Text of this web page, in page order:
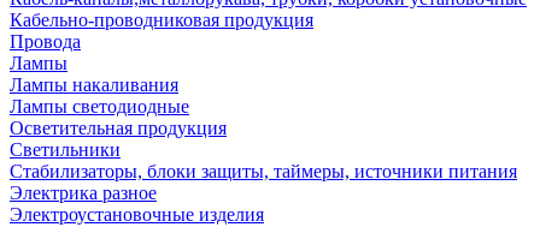
Кабельно-проводниковая продукция
Провода
Лампы
Лампы накаливания
Лампы светодиодные
Осветительная продукция
Светильники
Стабилизаторы, блоки защиты, таймеры, источники питания
Электрика разное
Электроустановочные изделия